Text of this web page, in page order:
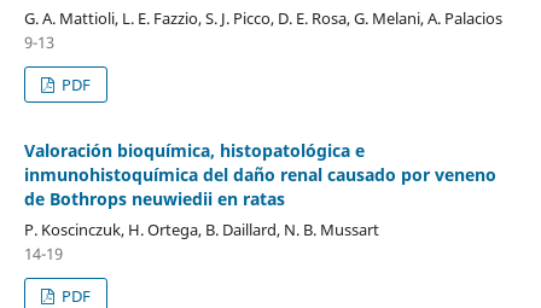
G. A. Mattioli, L. E. Fazzio, S. J. Picco, D. E. Rosa, G. Melani, A. Palacios
9-13
PDF
Valoración bioquímica, histopatológica e
inmunohistoquímica del daño renal causado por veneno
de Bothrops neuwiedii en ratas
P. Koscinczuk, H. Ortega, B. Daillard, N. B. Mussart
14-19
PDF